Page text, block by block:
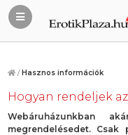
/Hasznos információk
Hogyan rendeljek
Webáruházunkban
megrendelésedet.